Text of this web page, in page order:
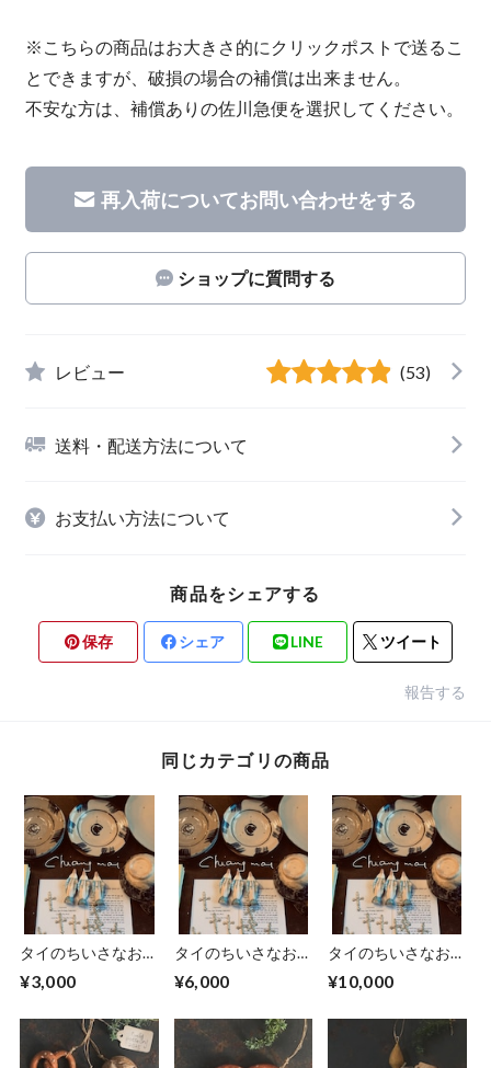
※こちらの商品はお大きさ的にクリックポストで送るこ
とできますが、破損の場合の補償は出来ません。
不安な方は、補償ありの佐川急便を選択してください。
再入荷についてお問い合わせをする
ショップに質問する
レビュー (53)
送料・配送方法について
お支払い方法について
商品をシェアする
保存 シェア LINE ツイート
報告する
同じカテゴリの商品
タイのちいさなおみ
¥3,000
タイのちいさなおみ
¥6,000
タイのちいさなおみ
¥10,000